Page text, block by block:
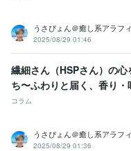
達成おすすめユーザー第１
■
情報誌「フロムエー」読者モ
ラー出演
■雑誌「エルマガ
デル
性のわがままを喜ぶのか?
くなる瞬間って? ■【男性心
うさぴょん＠癒し系アラフ
2025/08/29 01:46
繊細さん（HSPさん）の
ち〜ふわりと届く、香り
コラム
うさぴょん＠癒し系アラフ
2025/08/29 01:36